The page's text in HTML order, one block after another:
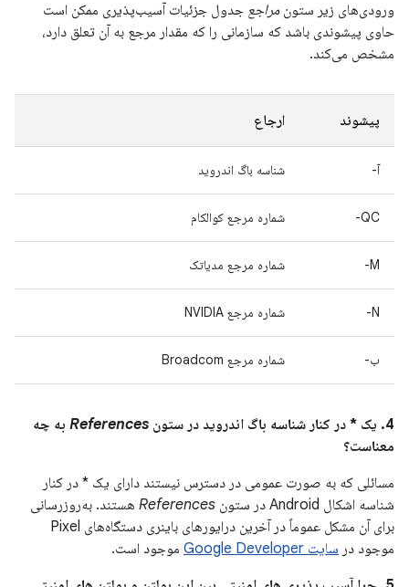
ورودی‌های زیر ستون مراجع جدول جزئیات آسیب‌پذیری ممکن است
حاوی پیشوندی باشد که سازمانی را که مقدار مرجع به آن تعلق دارد،
مشخص می‌کند.
پیشوند ارجاع
آ- شناسه باگ اندروید
QC- شماره مرجع کوالکام
M- شماره مرجع مدیاتک
N- شماره مرجع NVIDIA
ب- شماره مرجع Broadcom
4. یک * در کنار شناسه باگ اندروید در ستون References به چه
معناست؟
مسائلی که به صورت عمومی در دسترس نیستند دارای یک * در کنار
شناسه اشکال Android در ستون
References هستند. به‌روزرسانی
برای آن مشکل عموماً در آخرین درایورهای باینری دستگاه‌های Pixel
موجود در سایت Google Developer
موجود است.